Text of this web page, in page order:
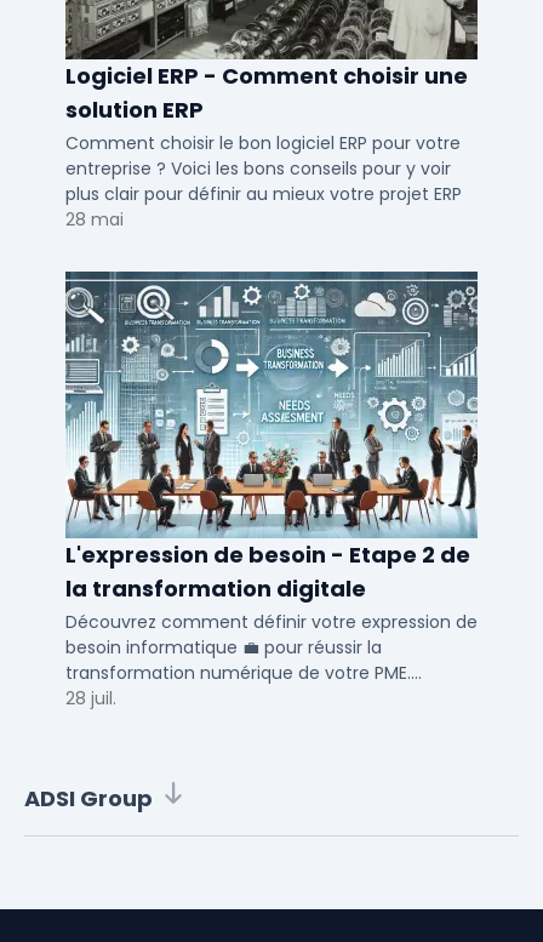
Logiciel ERP - Comment choisir une
solution ERP
Comment choisir le bon logiciel ERP pour votre
entreprise ? Voici les bons conseils pour y voir
plus clair pour définir au mieux votre projet ERP
28 mai
L'expression de besoin - Etape 2 de
la transformation digitale
Découvrez comment définir votre expression de
besoin informatique 💼 pour réussir la
transformation numérique de votre PME.
Optimisez vos processus métiers et RH avec nos
28 juil.
ADSI Group